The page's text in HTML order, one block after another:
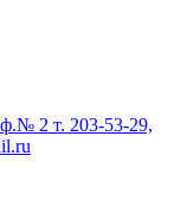
2 т. 203-53-29,